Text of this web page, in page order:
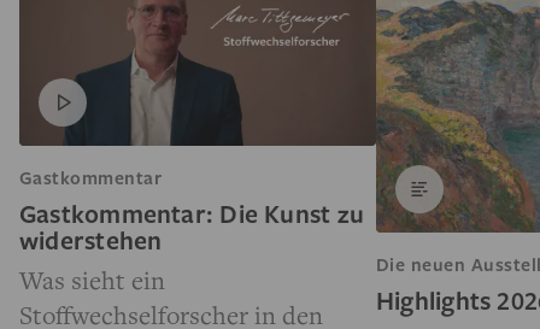
Gastkommentar
Gastkommentar: Die Kunst zu
widerstehen
Was sieht ein
Stoffwechselforscher in den
Die neuen
Highlights